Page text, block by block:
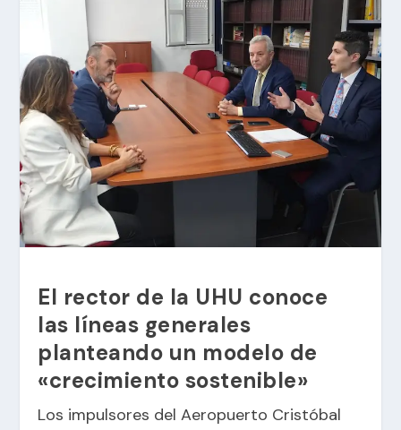
El rector de la UHU conoce
las líneas generales
planteando un modelo de
«crecimiento sostenible»
Los impulsores del Aeropuerto Cristóbal